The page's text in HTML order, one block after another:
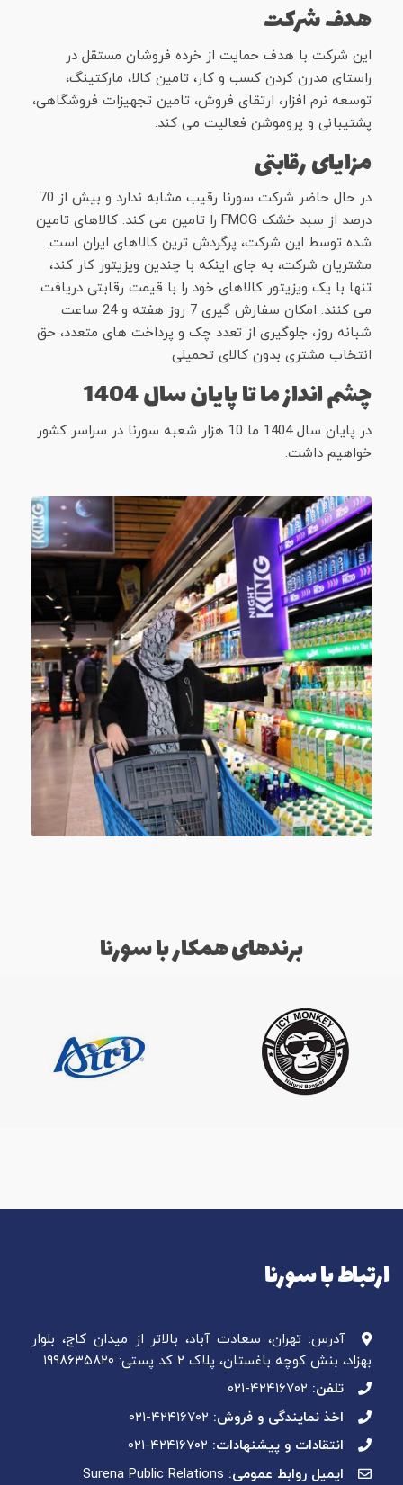
هدف شرکت
این شرکت با هدف حمایت از خرده فروشان مستقل در
راستای مدرن کردن کسب و کار، تامین کالا، مارکتینگ،
توسعه نرم افزار، ارتقای فروش، تامین تجهیزات فروشگاهی،
پشتیبانی و پروموشن فعالیت می کند.
مزایای رقابتی
در حال حاضر شرکت سورنا رقیب مشابه ندارد و بیش از 70
درصد از سبد خشک FMCG را تامین می کند. کالاهای تامین
شده توسط این شرکت، پرگردش ترین کالاهای ایران است.
مشتریان شرکت، به جای اینکه با چندین ویزیتور کار کند،
تنها با یک ویزیتور کالاهای خود را با قیمت رقابتی دریافت
می کنند. امکان سفارش گیری 7 روز هفته و 24 ساعت
شبانه روز، جلوگیری از تعدد چک و پرداخت های متعدد، حق
انتخاب مشتری بدون کالای تحمیلی
چشم انداز ما تا پایان سال 1404
در پایان سال 1404 ما 10 هزار شعبه سورنا در سراسر کشور
خواهیم داشت.
برندهای همکار با سورنا
ارتباط با سورنا
آدرس: تهران، سعادت آباد، بالاتر از میدان کاج، بلوار
بهزاد، بنش کوچه باغستان، پلاک ۲ کد پستی: ۱۹۹۸۶۳۵۸۲۰
تلفن: ۰۲۱-۴۲۴۱۶۷۰۲
اخذ نمایندگی و فروش: ۰۲۱-۴۲۴۱۶۷۰۲
انتقادات و پیشنهادات: ۰۲۱-۴۲۴۱۶۷۰۲
ایمیل روابط عمومی: Surena Public Relations